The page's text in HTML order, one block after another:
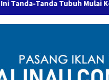
Tubuh Mulai Kelebihan